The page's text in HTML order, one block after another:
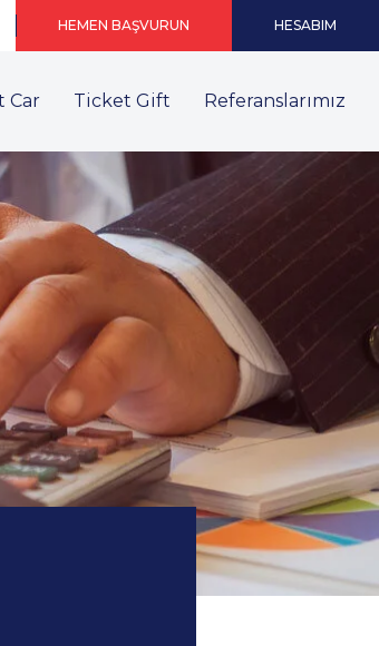
HEMEN BAŞVURUN HESABIM
Car Ticket Gift Referanslarımız